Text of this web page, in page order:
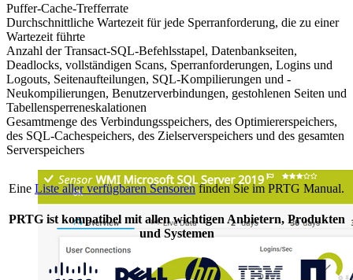
Puffer-Cache-Trefferrate
Durchschnittliche Wartezeit für jede Sperranforderung, die zu einer
Wartezeit führte
Anzahl der Transact-SQL-Befehlsstapel, Datenbankseiten,
Deadlocks, vollständigen Scans, Sperranforderungen, Logins und
Logouts, Seitenaufteilungen, SQL-Kompilierungen und -
Neukompilierungen, Benutzerverbindungen, gestohlenen Seiten und
Tabellensperreneskalationen
Gesamtmenge des Verbindungsspeichers, des Optimiererspeichers,
des SQL-Cachespeichers, des Zielserverspeichers und des gesamten
Serverspeichers
Eine Liste aller verfügbaren Sensorenfinden Sie im PRTG Manual.
PRTG ist kompatibel mit allen wichtigen Anbietern, Produkten
und Systemen